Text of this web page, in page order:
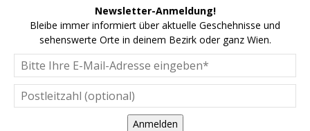
Newsletter-Anmeldung!
Bleibe immer informiert über aktuelle Geschehnisse und
sehenswerte Orte in deinem Bezirk oder ganz Wien.
Anmelden